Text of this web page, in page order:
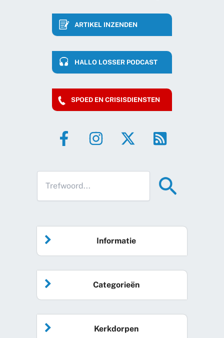
ARTIKEL INZENDEN
HALLO LOSSER PODCAST
SPOED EN CRISISDIENSTEN
Informatie
Home
Agenda
Categorieën
Algemeen nieuws
Kerkdorpen